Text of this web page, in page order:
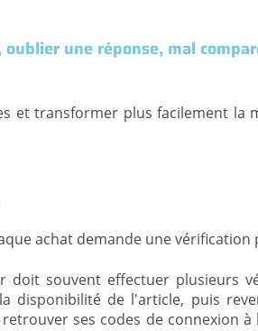
une réponse, mal
et transformer plus facilement la
achat demande une
doit souvent effectuer plusieurs
disponibilité de l'article, puis
ses codes de connexion